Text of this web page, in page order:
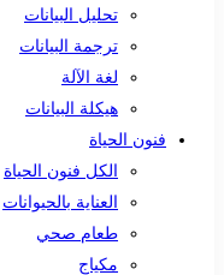
تحليل البيانات
ترجمة البيانات
لغة الآلة
هيكلة البيانات
فنون الحياة
الكل فنون الحياة
العناية بالحيوانات
طعام صحي
مكياج